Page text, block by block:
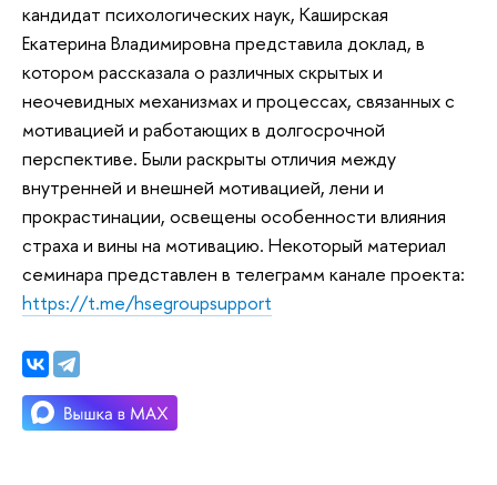
кандидат психологических наук, Каширская
Екатерина Владимировна представила доклад, в
котором рассказала о различных скрытых и
неочевидных механизмах и процессах, связанных с
мотивацией и работающих в долгосрочной
перспективе. Были раскрыты отличия между
внутренней и внешней мотивацией, лени и
прокрастинации, освещены особенности влияния
страха и вины на мотивацию. Некоторый материал
семинара представлен в телеграмм канале проекта:
https://t.me/hsegroupsupport